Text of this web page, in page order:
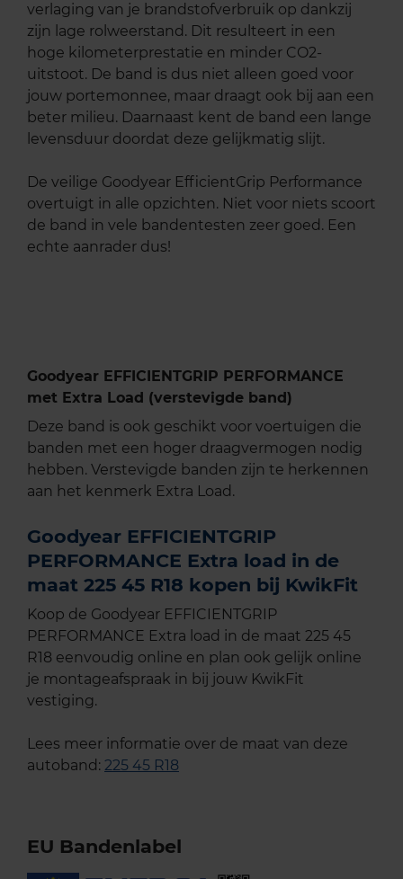
verlaging van je brandstofverbruik op dankzij
zijn lage rolweerstand. Dit resulteert in een
hoge kilometerprestatie en minder CO2-
uitstoot. De band is dus niet alleen goed voor
jouw portemonnee, maar draagt ook bij aan een
beter milieu. Daarnaast kent de band een lange
levensduur doordat deze gelijkmatig slijt.
De veilige Goodyear EfficientGrip Performance
overtuigt in alle opzichten. Niet voor niets scoort
de band in vele bandentesten zeer goed. Een
echte aanrader dus!
Goodyear EFFICIENTGRIP PERFORMANCE
met Extra Load (verstevigde band)
Deze band is ook geschikt voor voertuigen die
banden met een hoger draagvermogen nodig
hebben. Verstevigde banden zijn te herkennen
aan het kenmerk Extra Load.
Goodyear EFFICIENTGRIP
PERFORMANCE Extra load in de
maat 225 45 R18 kopen bij KwikFit
Koop de Goodyear EFFICIENTGRIP
PERFORMANCE Extra load in de maat 225 45
R18 eenvoudig online en plan ook gelijk online
je montageafspraak in bij jouw KwikFit
vestiging.
Lees meer informatie over de maat van deze
autoband: 225 45 R18
EU Bandenlabel